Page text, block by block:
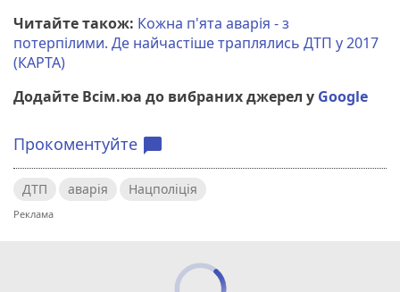
Читайте також: Кожна п'ята аварія - з
потерпілими. Де найчастіше траплялись ДТП у 2017
(КАРТА)
Додайте Всім.юа до вибраних джерел у Google
Прокоментуйте chat_bubble
ДТП аварія Нацполіція